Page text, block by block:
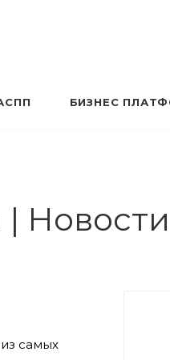
БИЗНЕС
|
самых